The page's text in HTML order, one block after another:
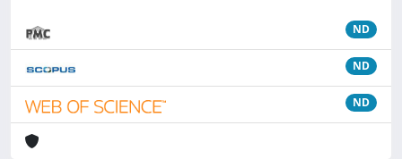
ND
ND
ND